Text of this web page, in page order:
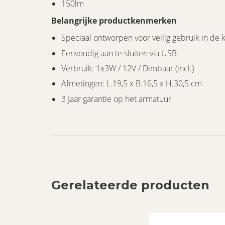
150lm
Belangrijke productkenmerken
Speciaal ontworpen voor veilig gebruik in de
Eenvoudig aan te sluiten via USB
Verbruik: 1x3W / 12V / Dimbaar (incl.)
Afmetingen: L.19,5 x B.16,5 x H.30,5 cm
3 Jaar garantie op het armatuur
Gerelateerde producten